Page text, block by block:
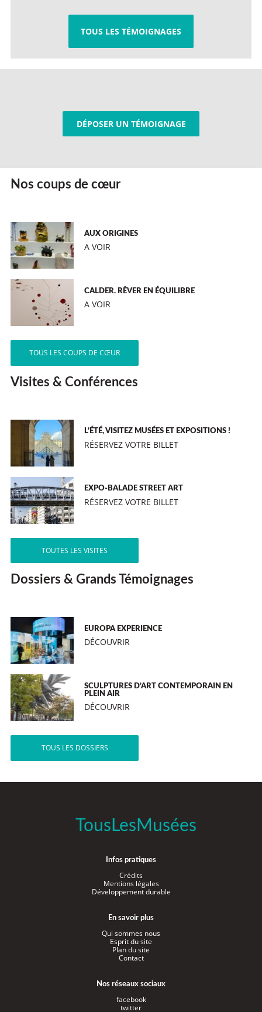
TOUS LES TÉMOIGNAGES
DÉPOSER UN TÉMOIGNAGE
Nos coups de cœur
AUX ORIGINES
A VOIR
CALDER. RÊVER EN ÉQUILIBRE
A VOIR
TOUS LES COUPS DE CŒUR
Visites & Conférences
L’ÉTÉ, VISITEZ MUSÉES ET EXPOSITIONS !
RÉSERVEZ VOTRE BILLET
EXPO-BALADE STREET ART
RÉSERVEZ VOTRE BILLET
TOUTES LES VISITES
Dossiers & Grands Témoignages
EUROPA EXPERIENCE
DÉCOUVRIR
SCULPTURES D’ART CONTEMPORAIN EN
PLEIN AIR
DÉCOUVRIR
TOUS LES DOSSIERS
TousLesMusées
Infos pratiques
Crédits
Mentions légales
Développement durable
En savoir plus
Qui sommes nous
Esprit du site
Plan du site
Contact
Nos réseaux sociaux
facebook
twitter